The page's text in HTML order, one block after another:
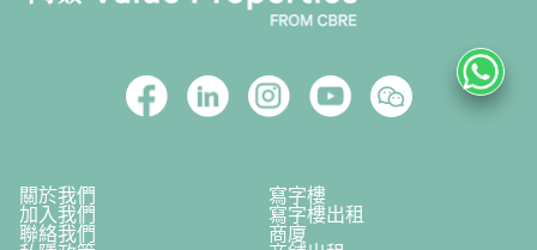
關於我們 寫字樓
加入我們 寫字樓出租
聯絡我們 商廈